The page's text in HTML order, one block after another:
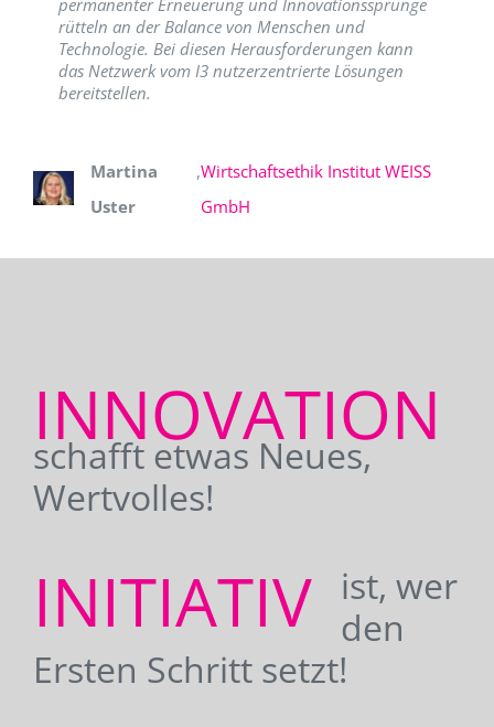
permanenter Erneuerung und Innovationssprünge
rütteln an der Balance von Menschen und
Technologie. Bei diesen Herausforderungen kann
das Netzwerk vom I3 nutzerzentrierte Lösungen
bereitstellen.
Martina
Uster
,Wirtschaftsethik Institut WEISS
GmbH
INNOVATION
schafft etwas Neues,
Wertvolles!
INITIATIV
ist, wer
den
Ersten Schritt setzt!